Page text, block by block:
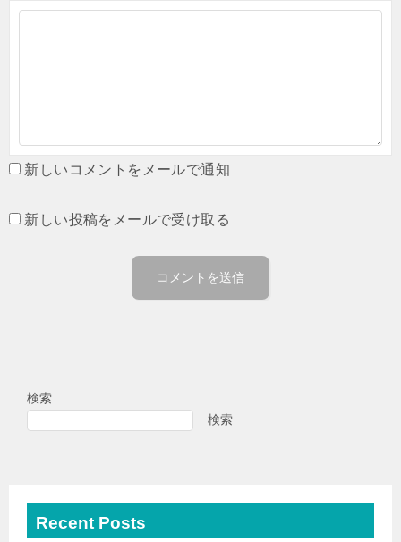
新しいコメントをメールで通知
新しい投稿をメールで受け取る
検索
検索
Recent Posts